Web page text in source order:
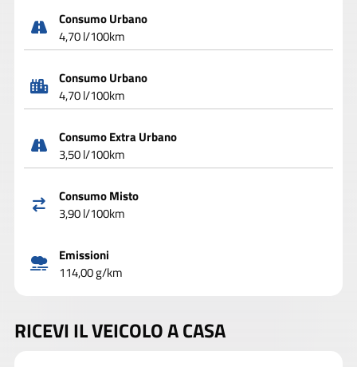
Consumo Urbano
4,70 l/100km
Consumo Urbano
4,70 l/100km
Consumo Extra Urbano
3,50 l/100km
Consumo Misto
3,90 l/100km
Emissioni
114,00 g/km
RICEVI IL VEICOLO A CASA